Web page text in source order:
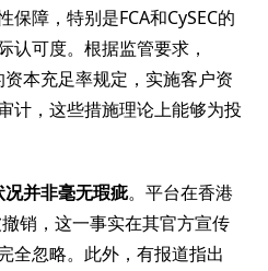
障，特别是FCA和CySEC的
认可度。根据监管要求，
本充足率规定，实施客户资
计，这些措施理论上能够为投
况并非毫无瑕疵。平台在香港
销，这一事实在其官方宣传
全忽略。此外，有报道指出